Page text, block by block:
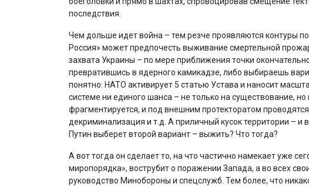
последствия.
Чем дольше идет война – тем резче проявляются контуры
Россия» может предпочесть выживание смертельной
захвата Украины – по мере приближения точки
превратившись в ядерного камикадзе, либо выбираешь
понятно: НАТО активирует 5 статью Устава и наносит
системе ни единого шанса – не только на существование,
фрагментируется, и под внешним протекторатом
декриминализация и т.д. А приличный кусок территории – и
Путин выберет второй вариант – выжить? Что тогда?
А вот тогда он сделает то, на что частично намекает уже
миропорядка», вострубит о поражении Запада, а во всех
руководство Минобороны и спецслужб. Тем более, что